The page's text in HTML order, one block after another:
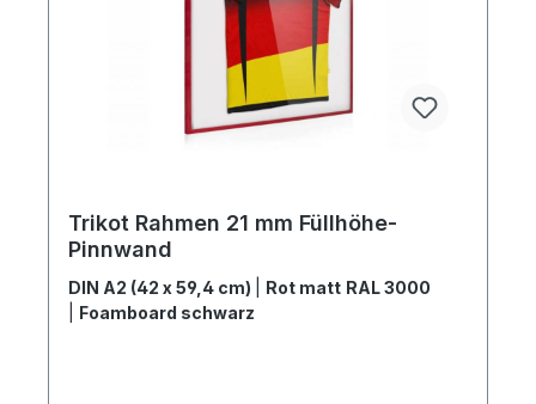
Trikot Rahmen 21 mm Füllhöhe-
Pinnwand
DIN A2 (42 x 59,4 cm)
Rot matt RAL 3000
Foamboard schwarz